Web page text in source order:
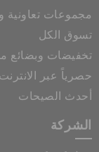
مجموعات تعاونية
تسوق الكل
تخفيضات وبضائع
حصرياً عبر الانترنت
أحدث الصيحات
الشركة